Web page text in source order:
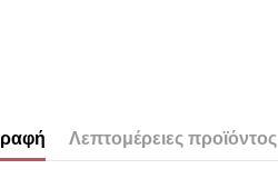
Λεπτομέρειες προϊόντος